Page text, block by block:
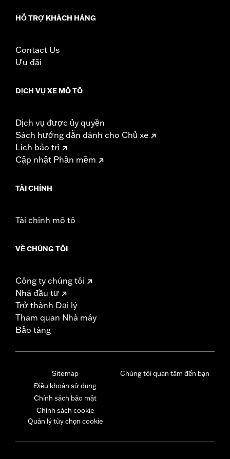
HỖ TRỢ KHÁCH HÀNG
Contact Us
Ưu đãi
DỊCH VỤ XE MÔ TÔ
Dịch vụ được ủy quyền
Sách hướng dẫn dành cho Chủ xe
Lịch bảo trì
Cập nhật Phần mềm
TÀI CHÍNH
Tài chính mô tô
VỀ CHÚNG TÔI
Công ty chúng tôi
Nhà đầu tư
Trở thành Đại lý
Tham quan Nhà máy
Bảo tàng
Sitemap
Điều khoản sử dụng
Chính sách bảo mật
Chính sách cookie
Quản lý tùy chọn cookie
Chúng tôi quan tâm đến bạn